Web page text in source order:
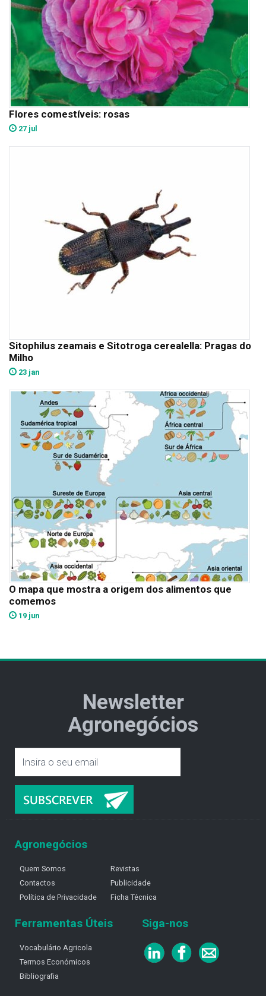
Flores comestíveis: rosas
27 jul
Sitophilus zeamais e Sitotroga cerealella: Pragas do
Milho
23 jan
O mapa que mostra a origem dos alimentos que
comemos
19 jun
Newsletter
Agronegócios
Agronegócios
Quem Somos
Contactos
Política de Privacidade
Revistas
Publicidade
Ficha Técnica
Ferramentas Úteis
Vocabulário Agricola
Termos Económicos
Bibliografia
Siga-nos